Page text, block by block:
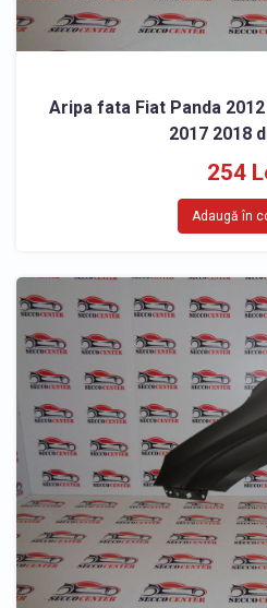
Aripa fata Fiat Panda
2017 2018
254
Adaugă în